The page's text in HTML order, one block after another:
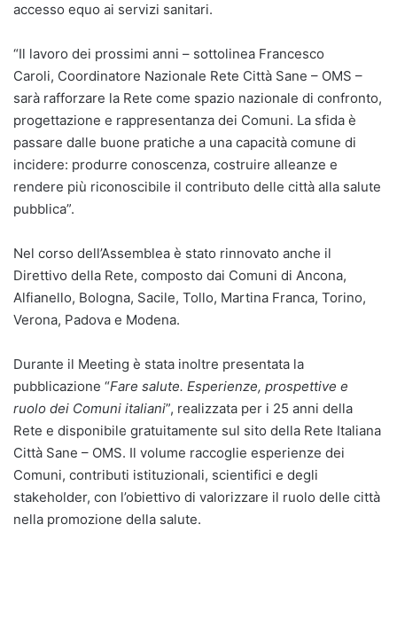
accesso equo ai servizi sanitari.
“Il lavoro dei prossimi anni – sottolinea Francesco
Caroli, Coordinatore Nazionale Rete Città Sane – OMS –
sarà rafforzare la Rete come spazio nazionale di confronto,
progettazione e rappresentanza dei Comuni. La sfida è
passare dalle buone pratiche a una capacità comune di
incidere: produrre conoscenza, costruire alleanze e
rendere più riconoscibile il contributo delle città alla salute
pubblica”.
Nel corso dell’Assemblea è stato rinnovato anche il
Direttivo della Rete, composto dai Comuni di Ancona,
Alfianello, Bologna, Sacile, Tollo, Martina Franca, Torino,
Verona, Padova e Modena.
Durante il Meeting è stata inoltre presentata la
pubblicazione “Fare salute. Esperienze, prospettive e
ruolo dei Comuni italiani”, realizzata per i 25 anni della
Rete e disponibile gratuitamente sul sito della Rete Italiana
Città Sane – OMS. Il volume raccoglie esperienze dei
Comuni, contributi istituzionali, scientifici e degli
stakeholder, con l’obiettivo di valorizzare il ruolo delle città
nella promozione della salute.